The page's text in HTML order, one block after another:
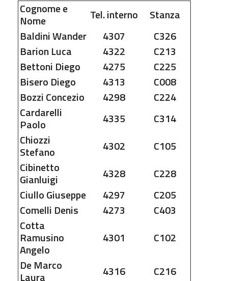
Cognome e
Nome Tel. interno
Stanza
BaldiniWander 4307
C326
BarionLuca 4322
C213
Bettoni Diego 4275
C225
Bisero Diego 4313
C008
BozziConcezio 4298
C224
Cardarelli
Paolo 4335
C314
Chiozzi
Stefano 4302
C105
Cibinetto
Gianluigi 4328
C228
CiulloGiuseppe 4297
C205
Comelli Denis 4273
C403
Cotta
Ramusino
Angelo
4301
C102
De Marco
Laura 4316
C216